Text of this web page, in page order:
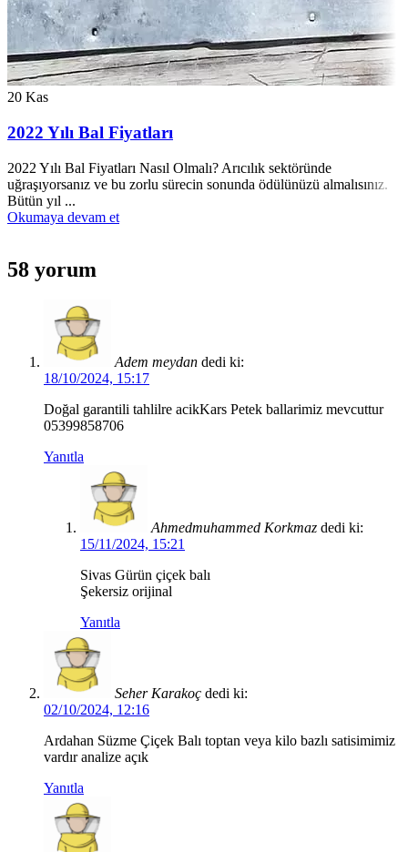
20 Kas
2022 Yılı Bal Fiyatları
2022 Yılı Bal Fiyatları Nasıl Olmalı? Arıcılık sektöründe
uğraşıyorsanız ve bu zorlu sürecin sonunda ödülünüzü almalısınız.
Bütün yıl ...
Okumaya devam et
58 yorum
Adem meydan dedi ki:
18/10/2024, 15:17
Doğal garantili tahlilre acikKars Petek ballarimiz mevcuttur
05399858706
Yanıtla
Ahmedmuhammed Korkmaz dedi ki:
15/11/2024, 15:21
Sivas Gürün çiçek balı
Şekersiz orijinal
Yanıtla
Seher Karakoç dedi ki:
02/10/2024, 12:16
Ardahan Süzme Çiçek Balı toptan veya kilo bazlı satisimimiz
vardır analize açık
Yanıtla